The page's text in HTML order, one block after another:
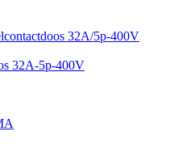
32A/5p-400V
32A-5p-400V